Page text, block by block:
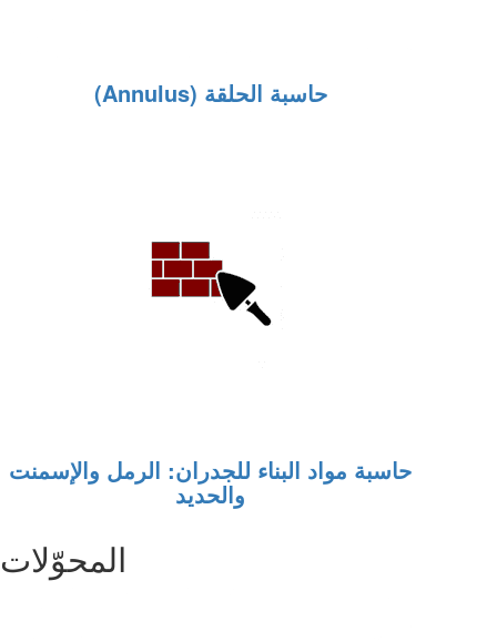
حاسبة الحلقة (Annulus)
حاسبة مواد البناء للجدران: الرمل والإسمنت
والحديد
المحوّلات